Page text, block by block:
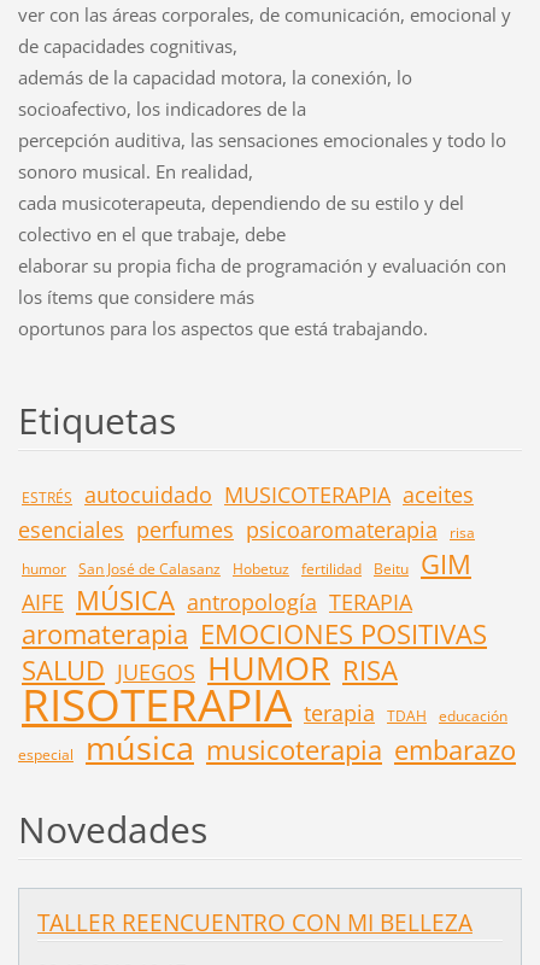
ver con las áreas corporales, de comunicación, emocional y
de capacidades cognitivas,
además de la capacidad motora, la conexión, lo
socioafectivo, los indicadores de la
percepción auditiva, las sensaciones emocionales y todo lo
sonoro musical. En realidad,
cada musicoterapeuta, dependiendo de su estilo y del
colectivo en el que trabaje, debe
elaborar su propia ficha de programación y evaluación con
los ítems que considere más
oportunos para los aspectos que está trabajando.
Etiquetas
ESTRÉS autocuidado MUSICOTERAPIA aceites
esenciales perfumes psicoaromaterapia
risa
humor San José de Calasanz Hobetuz fertilidad Beitu GIM
AIFE MÚSICA antropología TERAPIA
aromaterapia EMOCIONES POSITIVAS
SALUD JUEGOS HUMOR RISA
RISOTERAPIA terapia TDAH
educación
especial
música musicoterapia embarazo
Novedades
TALLER REENCUENTRO CON MI BELLEZA